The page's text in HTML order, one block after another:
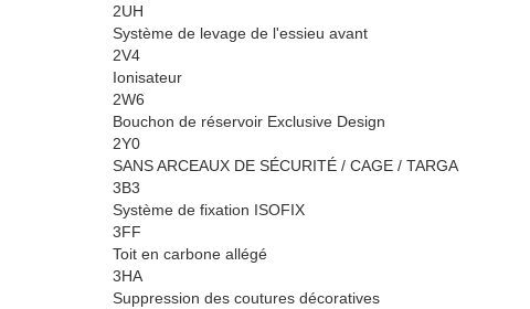
2UH
Système de levage de l'essieu avant
2V4
Ionisateur
2W6
Bouchon de réservoir Exclusive Design
2Y0
SANS ARCEAUX DE SÉCURITÉ / CAGE / TARGA
3B3
Système de fixation ISOFIX
3FF
Toit en carbone allégé
3HA
Suppression des coutures décoratives